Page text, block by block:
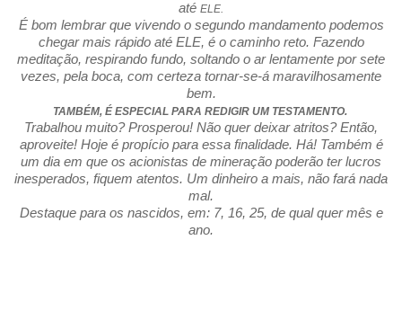
até ELE.
É bom lembrar que vivendo o segundo mandamento podemos
chegar mais rápido até ELE, é o caminho reto. Fazendo
meditação, respirando fundo, soltando o ar lentamente por sete
vezes, pela boca, com certeza tornar-se-á maravilhosamente
bem.
TAMBÉM, É ESPECIAL PARA REDIGIR UM TESTAMENTO.
Trabalhou muito? Prosperou! Não quer deixar atritos? Então,
aproveite! Hoje é propício para essa finalidade. Há! Também é
um dia em que os acionistas de mineração poderão ter lucros
inesperados, fiquem atentos. Um dinheiro a mais, não fará nada
mal.
Destaque para os nascidos, em: 7, 16, 25, de qual quer mês e
ano.